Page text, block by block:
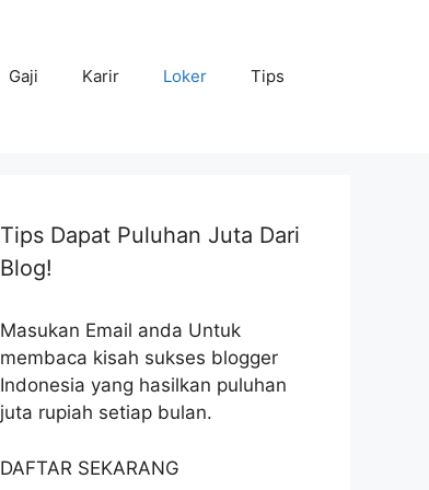
Gaji Karir Loker Tips
Tips Dapat Puluhan Juta Dari
Blog!
Masukan Email anda Untuk
membaca kisah sukses blogger
Indonesia yang hasilkan puluhan
juta rupiah setiap bulan.
DAFTAR SEKARANG